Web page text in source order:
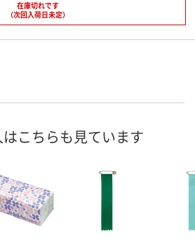
在庫切れです
（次回入荷日未定）
こちらも見ています